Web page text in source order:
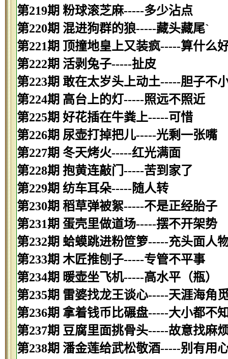
第219期 粉球滚芝麻-----多少沾点
第220期 混进狗群的狼-----藏头藏尾`
第221期 顶撞地皇上又装疯-----算什么
第222期 活剥兔子-----扯皮
第223期 敢在太岁头上动土-----胆子不
第224期 高台上的灯-----照远不照近
第225期 好花插在牛粪上-----可惜
第226期 尿壶打掉把儿-----光剩一张嘴
第227期 冬天烤火-----红光满面
第228期 抱黄连敲门-----苦到家了
第229期 纺车耳朵-----随人转
第230期 稻草弹被絮-----不是正经胎子
第231期 蛋壳里做道场-----摆不开架势
第232期 蛤蟆跳进粉笸箩-----充头面人
第233期 木匠推刨子-----专管不平事
第234期 暖壶坐飞机-----高水平（瓶）
第235期 雷婆找龙王谈心-----天涯海角
第236期 拿着钱币比碾盘-----大小都不
第237期 豆腐里面挑骨头-----故意找麻
第238期 潘金莲给武松敬酒-----别有用